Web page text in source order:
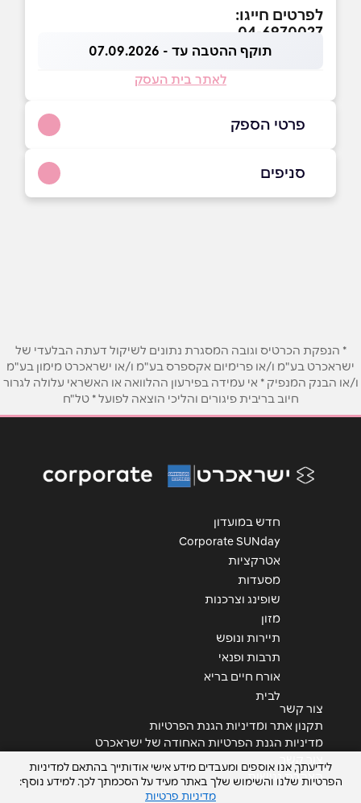
לפרטים חייגו:
04-6970027
תוקף ההטבה עד - 07.09.2026
לאתר בית העסק
פרטי הספק
באתר
אימייל*
אנא חזרו אלי בקשר ל...
סניפים
* הנפקת הכרטיס וגובה המסגרת נתונים לשיקול דעתה הבלעדי של
ישראכרט בע"מ ו/או פרימיום אקספרס בע"מ ו/או ישראכרט מימון בע"מ
ו/או הבנק המנפיק * אי עמידה בפירעון ההלוואה או האשראי עלולה לגרור
חיוב בריבית פיגורים והליכי הוצאה לפועל * טל"ח
חדש במועדון
Corporate SUNday
אטרקציות
מסעדות
שופינג וצרכנות
מזון
תיירות ונופש
תרבות ופנאי
אורח חיים בריא
לבית
צור קשר
תקנון אתר ומדיניות הגנת הפרטיות
מדיניות הגנת הפרטיות האחודה של ישראכרט
הצהרת נגישות
לידיעתך, אנו אוספים ומעבדים מידע אישי אודותייך בהתאם למדיניות
הפרטיות שלנו והשימוש שלך באתר מעיד על הסכמתך לכך. למידע נוסף:
מדיניות פרטיות